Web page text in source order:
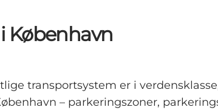
København
transportsystem er i
– parkeringszoner,